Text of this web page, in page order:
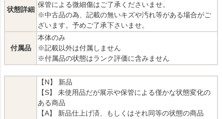
状態詳細
保管による微細傷はご了承くださいませ。
※中古品の為、記載の無いキズや汚れ等がある場合がご
ざいます。予めご了承下さいませ。
付属品
本体のみ
※記載以外は付属しません
※付属品の状態はランク評価に含みません
【N】 新品
【S】 未使用品だが展示や保管による僅かな状態変化の
ある商品
【A】 新品仕上げ済、もしくはそれ同等の状態の商品